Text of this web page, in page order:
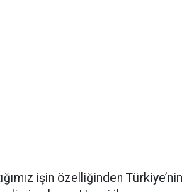
işin özelliğinden Türkiye’nin